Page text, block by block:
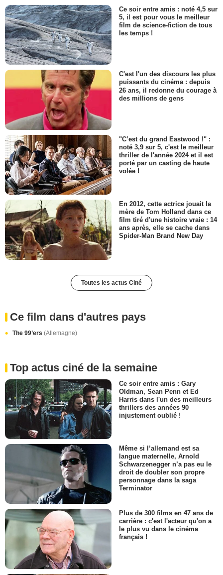
Ce soir entre amis : noté 4,5 sur
5, il est pour vous le meilleur
film de science-fiction de tous
les temps !
C'est l'un des discours les plus
puissants du cinéma : depuis
26 ans, il redonne du courage à
des millions de gens
"C’est du grand Eastwood !" :
noté 3,9 sur 5, c'est le meilleur
thriller de l'année 2024 et il est
porté par un casting de haute
volée !
En 2012, cette actrice jouait la
mère de Tom Holland dans ce
film tiré d'une histoire vraie : 14
ans après, elle se cache dans
Spider-Man Brand New Day
Toutes les actus Ciné
Ce film dans d'autres pays
The 99’ers (Allemagne)
Top actus ciné de la semaine
Ce soir entre amis : Gary
Oldman, Sean Penn et Ed
Harris dans l'un des meilleurs
thrillers des années 90
injustement oublié !
Même si l’allemand est sa
langue maternelle, Arnold
Schwarzenegger n’a pas eu le
droit de doubler son propre
personnage dans la saga
Terminator
Plus de 300 films en 47 ans de
carrière : c'est l'acteur qu'on a
le plus vu dans le cinéma
français !